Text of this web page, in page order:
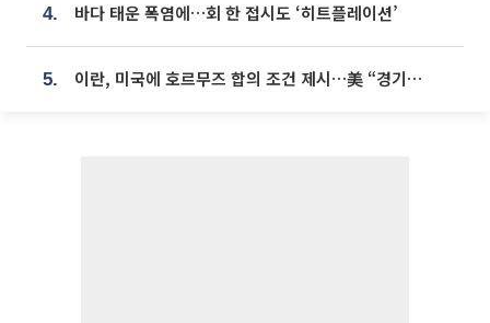
4. 바다 태운 폭염에…회 한 접시도 ‘히트플레이션’
5. 이란, 미국에 호르무즈 합의 조건 제시…美 “경기 아직 안 끝나” [종합]